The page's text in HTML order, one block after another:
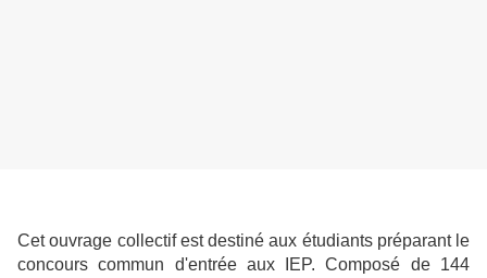
Cet ouvrage collectif est destiné aux étudiants préparant le
concours commun d'entrée aux IEP. Composé de 144